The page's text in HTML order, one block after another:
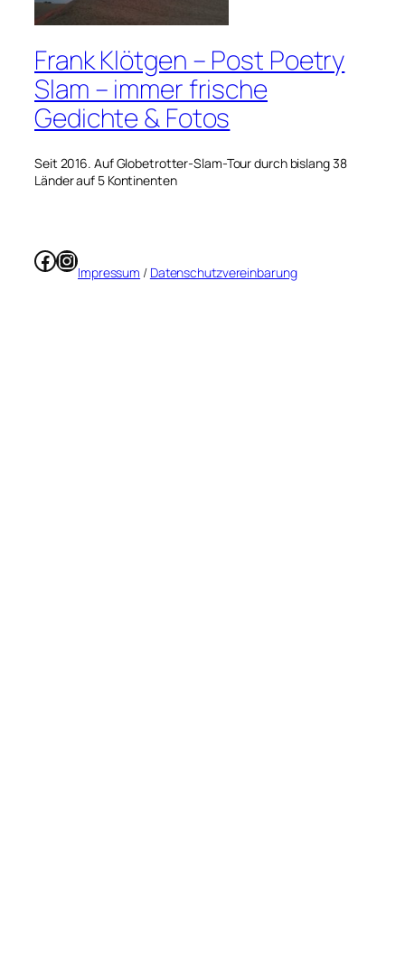
Frank Klötgen – Post Poetry
Slam – immer frische
Gedichte & Fotos
Seit 2016. Auf Globetrotter-Slam-Tour durch bislang 38
Länder auf 5 Kontinenten
Facebook
Instagram
Impressum / Datenschutzvereinbarung